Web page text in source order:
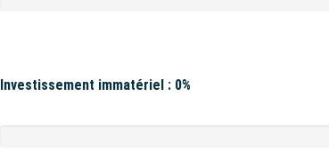
Investissement immatériel : 0%